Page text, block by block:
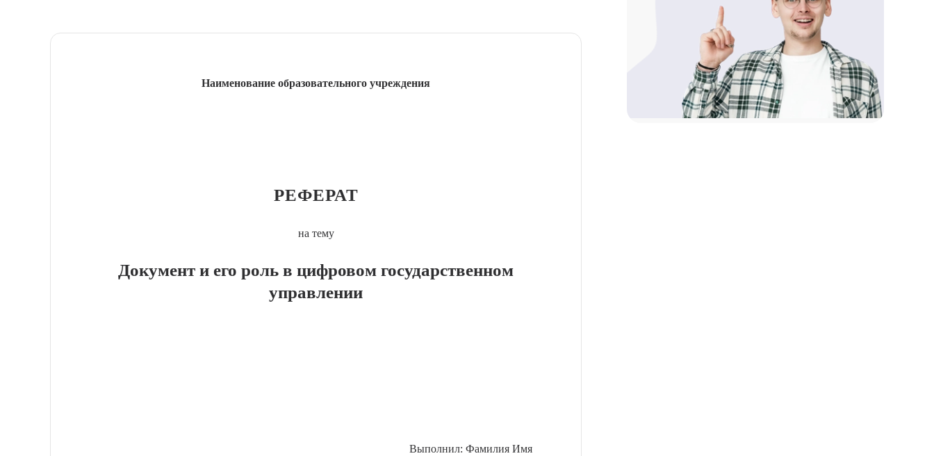
Наименование образовательного учреждения
РЕФЕРАТ
на тему
Документ и его роль в цифровом государственном
управлении
Выполнил: Фамилия Имя